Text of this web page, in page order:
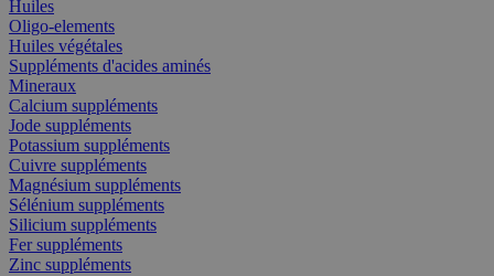
Huiles
Oligo-elements
Huiles végétales
Suppléments d'acides aminés
Mineraux
Calcium suppléments
Jode suppléments
Potassium suppléments
Cuivre suppléments
Magnésium suppléments
Sélénium suppléments
Silicium suppléments
Fer suppléments
Zinc suppléments